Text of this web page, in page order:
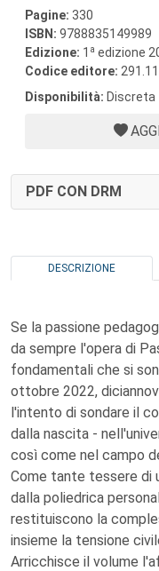
Pagine: 330
ISBN: 9788835149989
Edizione: 1 a edizione
Codice editore:
Disponibilità: Discreta
PDF CON DRM
DESCRIZIONE
Se la passione
da sempre l'opera di
fondamentali che si
ottobre 2022,
l'intento di sondare il
dalla nascita -
così come nel campo
Come tante tessere di
dalla poliedrica
restituiscono la
insieme la tensione
Arricchisce il volume